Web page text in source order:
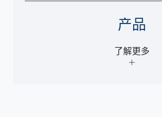
产品
了解更多